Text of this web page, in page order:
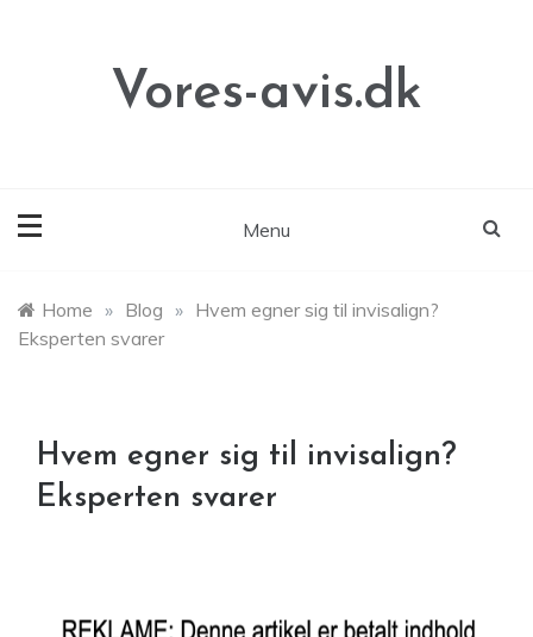
Vores-avis.dk
Menu
Home » Blog » Hvem egner sig til invisalign?
Eksperten svarer
Hvem egner sig til invisalign?
Eksperten svarer